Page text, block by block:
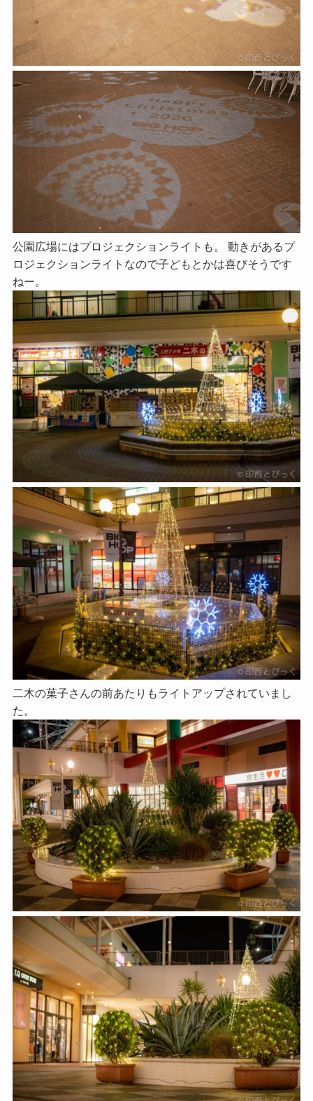
公園広場にはプロジェクションライトも。 動きがあるプ
ロジェクションライトなので子どもとかは喜びそうです
ねー。
二木の菓子さんの前あたりもライトアップされていまし
た。